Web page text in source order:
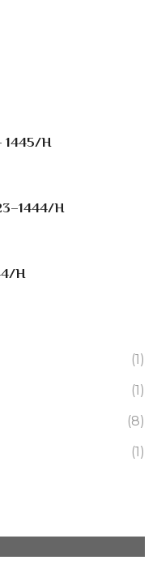
1445/H
H
H
(1)
(1)
(8)
(1)